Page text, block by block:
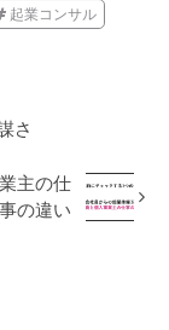
起業コンサル
さ
主の仕
事の違い